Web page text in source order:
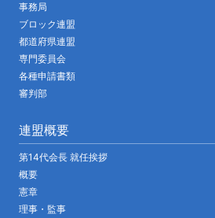
事務局
ブロック連盟
都道府県連盟
専門委員会
各種申請書類
審判部
連盟概要
第14代会長 就任挨拶
概要
憲章
理事・監事